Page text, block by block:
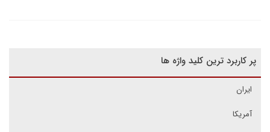
پر کاربرد ترین کلید واژه ها
ایران
آمریکا